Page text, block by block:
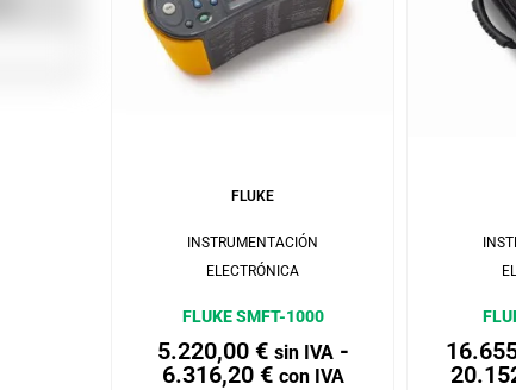
FLUKE
INSTRUMENTACIÓN
ELECTRÓNICA
FLUKE SMFT-1000
5.220,00 € sin IVA-
6.316,20 € con IVA